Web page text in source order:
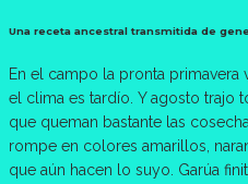
Una receta ancestral transmitida de
En el campo la pronta
el clima es tardío. Y agosto trajo
que queman bastante las
rompe en colores amarillos,
que aún hacen lo suyo. Garúa